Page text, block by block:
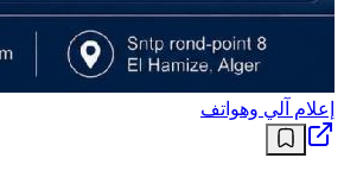
إعلام آلي وهواتف